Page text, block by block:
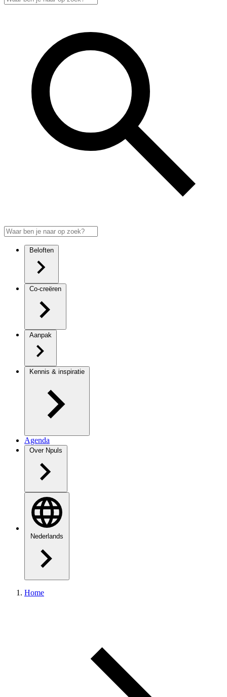
Beloften
Co-creëren
Aanpak
Kennis & inspiratie
Agenda
Over Npuls
Nederlands
Home